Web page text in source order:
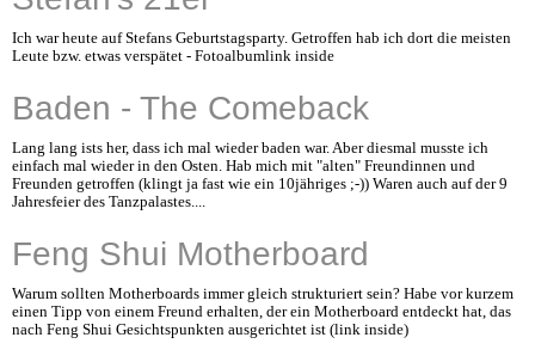
Ich war heute auf Stefans Geburtstagsparty. Getroffen hab ich dort die meisten
Leute bzw. etwas verspätet - Fotoalbumlink inside
Baden - The Comeback
Lang lang ists her, dass ich mal wieder baden war. Aber diesmal musste ich
einfach mal wieder in den Osten. Hab mich mit "alten" Freundinnen und
Freunden getroffen (klingt ja fast wie ein 10jähriges ;-)) Waren auch auf der 9
Jahresfeier des Tanzpalastes....
Feng Shui Motherboard
Warum sollten Motherboards immer gleich strukturiert sein? Habe vor kurzem
einen Tipp von einem Freund erhalten, der ein Motherboard entdeckt hat, das
nach Feng Shui Gesichtspunkten ausgerichtet ist (link inside)